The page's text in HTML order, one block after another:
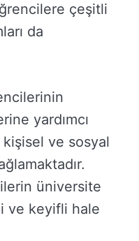
çeşitli
da
yardımcı
ve sosyal
üniversite
ve keyifli hale